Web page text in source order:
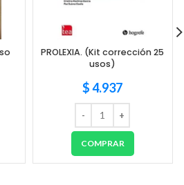
PROLEXIA. (Kit corrección 25
usos)
$4.937
COMPRAR